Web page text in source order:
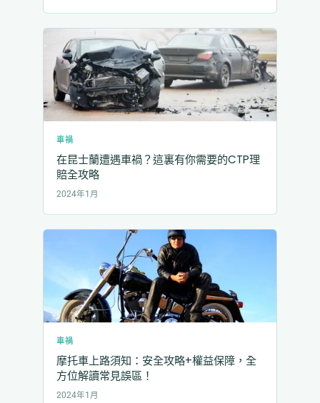
車禍
在昆士蘭遭遇車禍？這裏有你需要的CTP理
賠全攻略
2024年1月
車禍
摩托車上路須知：安全攻略+權益保障，全
方位解讀常見誤區！
2024年1月